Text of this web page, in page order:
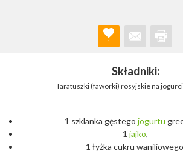
1
Składniki:
Taratuszki (faworki) rosyjskie na
1 szklanka gęstego jogurtu
1 jajko,
1 łyżka cukru